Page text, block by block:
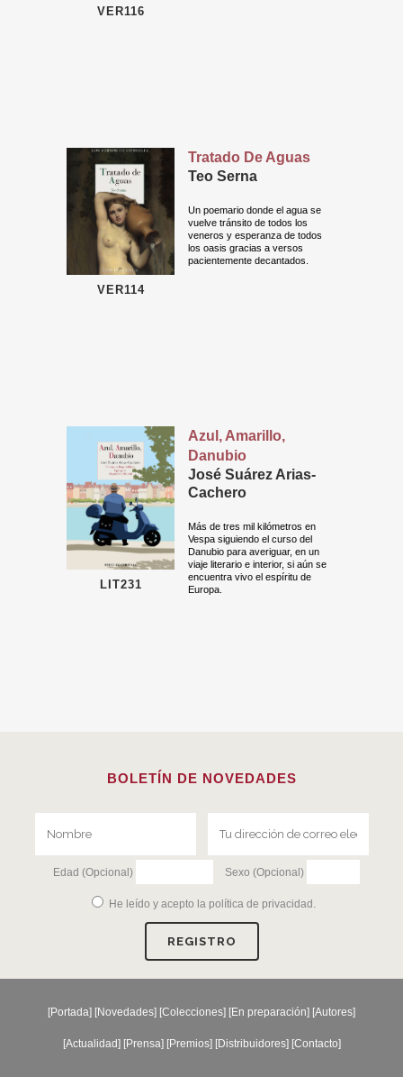
VER116
VER114
Tratado De Aguas
Teo Serna
Un poemario donde el agua se
vuelve tránsito de todos los
veneros y esperanza de todos
los oasis gracias a versos
pacientemente decantados.
LIT231
Azul, Amarillo,
Danubio
José Suárez Arias-
Cachero
Más de tres mil kilómetros en
Vespa siguiendo el curso del
Danubio para averiguar, en un
viaje literario e interior, si aún se
encuentra vivo el espíritu de
Europa.
BOLETÍN DE NOVEDADES
Edad (Opcional) Sexo (Opcional)
He leído y acepto la política de privacidad .
[Portada] [Novedades] [Colecciones] [En preparación] [Autores]
[Actualidad] [Prensa] [Premios] [Distribuidores] [Contacto]